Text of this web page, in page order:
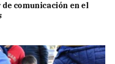
comunicación en el